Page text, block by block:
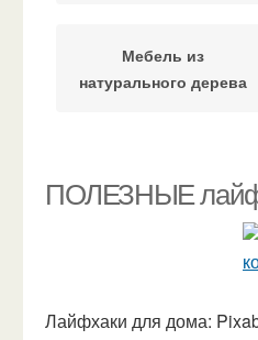
Мебель из
натурального дерева
ПОЛЕЗНЫЕ
Лайфхаки для дома: